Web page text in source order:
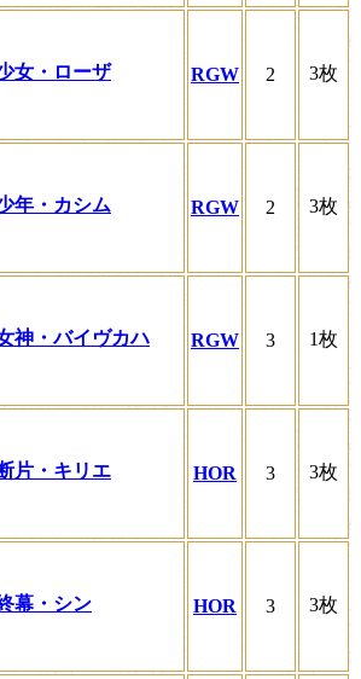
女・ローザ RGW 2 3枚
年・カシム RGW 2 3枚
神・バイヴカハ RGW 3 1枚
片・キリエ HOR 3 3枚
幕・シン HOR 3 3枚